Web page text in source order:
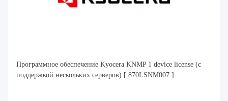
Программное обеспечение Kyocera KNMP 1 device license (с
поддержкой нескольких серверов) [ 870LSNM007 ]